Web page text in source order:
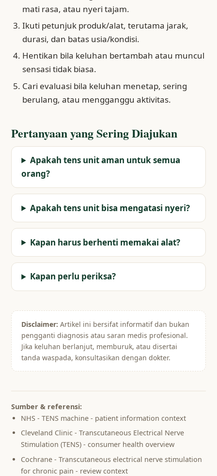
mati rasa, atau nyeri tajam.
Ikuti petunjuk produk/alat, terutama jarak,
durasi, dan batas usia/kondisi.
Hentikan bila keluhan bertambah atau muncul
sensasi tidak biasa.
Cari evaluasi bila keluhan menetap, sering
berulang, atau mengganggu aktivitas.
Pertanyaan yang Sering Diajukan
Apakah tens unit aman untuk semua
orang?
Apakah tens unit bisa mengatasi nyeri?
Kapan harus berhenti memakai alat?
Kapan perlu periksa?
Disclaimer: Artikel ini bersifat informatif dan bukan
pengganti diagnosis atau saran medis profesional.
Jika keluhan berlanjut, memburuk, atau disertai
tanda waspada, konsultasikan dengan dokter.
Sumber & referensi:
NHS - TENS machine - patient information context
Cleveland Clinic - Transcutaneous Electrical Nerve
Stimulation (TENS) - consumer health overview
Cochrane - Transcutaneous electrical nerve stimulation
for chronic pain - review context